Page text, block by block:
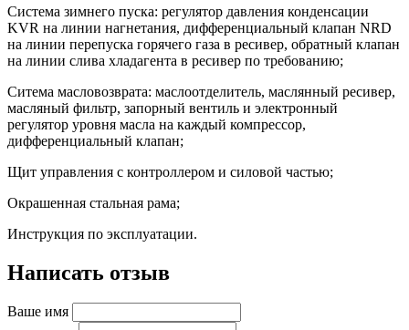
Cистема зимнего пуска: регулятор давления конденсации
KVR на линии нагнетания, дифференциальный клапан NRD
на линии перепуска горячего газа в ресивер, обратный клапан
на линии слива хладагента в ресивер по требованию;
Ситема масловозврата: маслоотделитель, маслянный ресивер,
масляный фильтр, запорный вентиль и электронный
регулятор уровня масла на каждый компрессор,
дифференциальный клапан;
Щит управления с контроллером и силовой частью;
Окрашенная стальная рама;
Инструкция по эксплуатации.
Написать отзыв
Ваше имя